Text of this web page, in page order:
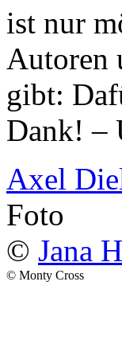
ist nur
Autoren
gibt:
Dank! –
Axel
Foto
© Jana
© Monty Cross